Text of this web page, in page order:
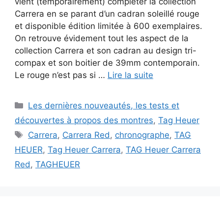
Carrera en se parant d’un cadran soleillé rouge
et disponible édition limitée à 600 exemplaires.
On retrouve évidement tout les aspect de la
collection Carrera et son cadran au design tri-
compax et son boitier de 39mm contemporain.
Le rouge n’est pas si … Lire la suite
Catégories
Les dernières nouveautés, les tests et
découvertes à propos des montres, Tag Heuer
Étiquettes
Carrera, Carrera Red , chronographe,TAG
HEUER, Tag Heuer Carrera, TAG Heuer Carrera
Red , TAGHEUER